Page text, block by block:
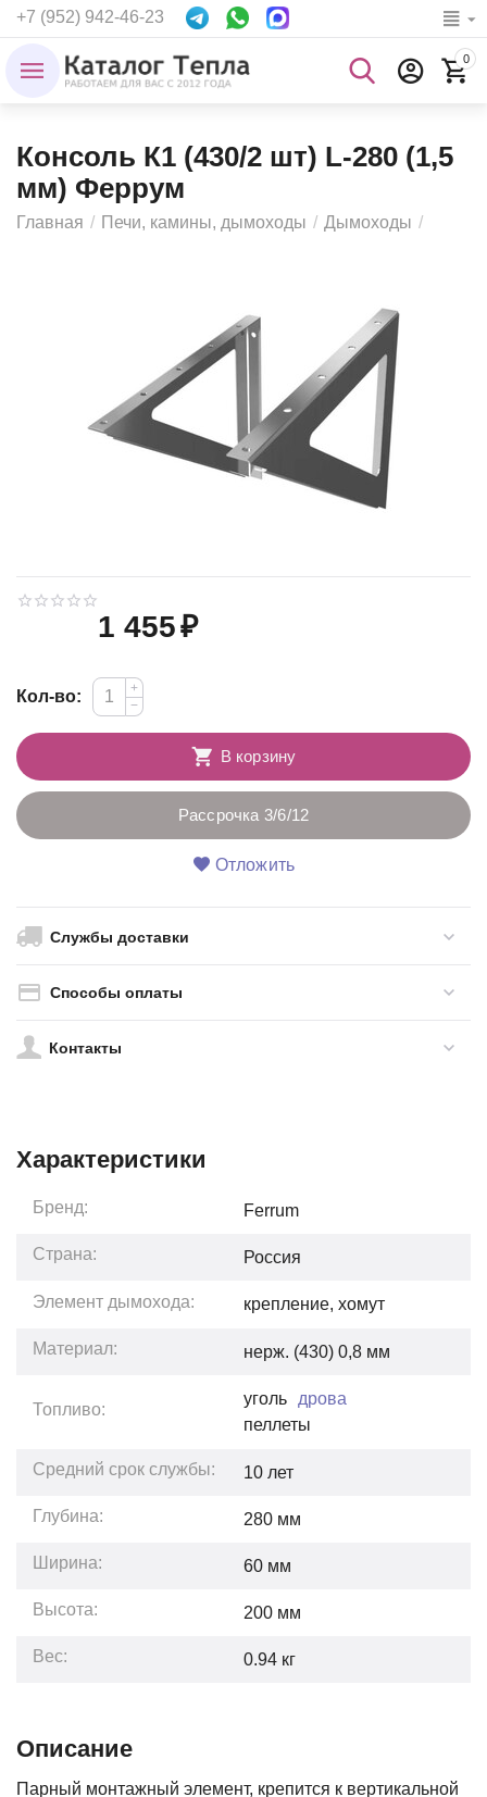
+7 (952) 942-46-23
0
Консоль К1 (430/2 шт) L-280 (1,5
мм) Феррум
Главная / Печи, камины, дымоходы / Дымоходы /
1 455₽
Кол-во:
+
−
В корзину
Рассрочка 3/6/12
Отложить
Службы доставки
Способы оплаты
Контакты
Характеристики
Бренд: Ferrum
Страна: Россия
Элемент дымохода: крепление, хомут
Материал: нерж. (430) 0,8 мм
Топливо:
уголь
дрова
пеллеты
Средний срок службы: 10 лет
Глубина: 280 мм
Ширина: 60 мм
Высота: 200 мм
Вес: 0.94 кг
Описание
Парный монтажный элемент, крепится к вертикальной